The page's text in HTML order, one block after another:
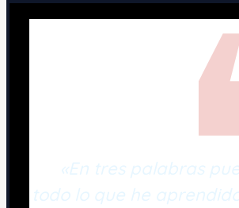
«En tres palabras
todo lo que he